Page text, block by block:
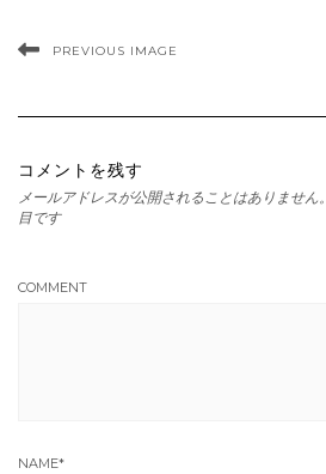
PREVIOUS IMAGE
コメントを残す
メールアドレスが公開されることはありません。
目です
COMMENT
NAME*